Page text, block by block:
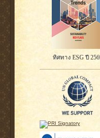
ทิศทาง ESG ปี